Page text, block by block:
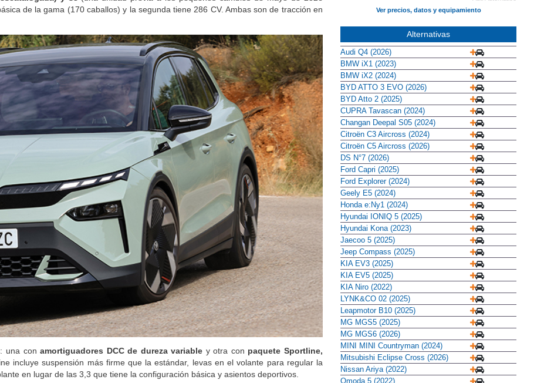
precio para comprar o vender tu coche
una conamortiguadores DCC de dureza variable y otra con paquete Sportline,
incluye suspensión más firme que la estándar, levas en el volante para regular la
en lugar de las 3,3 que tiene la configuración básica y asientos deportivos.
Alternativas
BMW iX2 (2024)
BYD ATTO 3 EVO (2026)
BYD Atto 2 (2025)
CUPRA Tavascan (2024)
Changan Deepal S05 (2024)
Citroën C3 Aircross (2024)
Citroën C5 Aircross (2026)
DS N°7 (2026)
Ford Capri (2025)
Ford Explorer (2024)
Geely E5 (2024)
Honda e:Ny1 (2024)
Hyundai IONIQ 5 (2025)
Hyundai Kona (2023)
Jaecoo 5 (2025)
Jeep Compass (2025)
KIA EV3 (2025)
KIA EV5 (2025)
KIA Niro (2022)
LYNK&CO 02 (2025)
Leapmotor B10 (2025)
MG MGS5 (2025)
MG MGS6 (2026)
MINI MINI Countryman (2024)
Mitsubishi Eclipse Cross (2026)
Nissan Ariya (2022)
Omoda 5 (2022)
Opel Frontera (2025)
Opel Grandland (2025)